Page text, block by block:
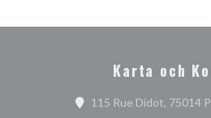
Karta och
115 Rue Didot, 75014